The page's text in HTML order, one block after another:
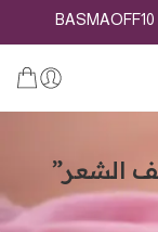
الشعر”